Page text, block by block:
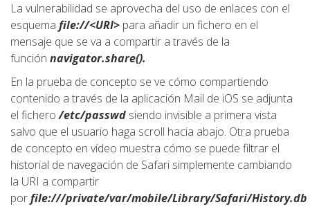
La vulnerabilidad se aprovecha del uso de enlaces con el
esquema file://<URI> para añadir un fichero en el
mensaje que se va a compartir a través de la
función navigator.share().
En la prueba de concepto se ve cómo compartiendo
contenido a través de la aplicación Mail de iOS se adjunta
el fichero/etc/passwd siendo invisible a primera vista
salvo que el usuario haga scroll hacia abajo. Otra prueba
de concepto en vídeo muestra cómo se puede filtrar el
historial de navegación de Safari simplemente cambiando
la URI a compartir
porfile:///private/var/mobile/Library/Safari/History.db